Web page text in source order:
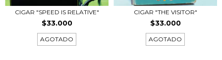
CIGAR "SPEED IS RELATIVE"
$33.000
AGOTADO
CIGAR "THE VISITOR"
$33.000
AGOTADO